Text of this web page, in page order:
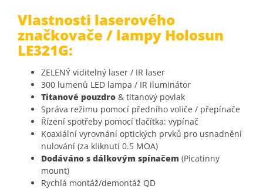
Vlastnosti laserového
značkovače / lampy Holosun
LE321G:
ZELENÝ viditelný laser / IR laser
300 lumenů LED lampa / IR iluminátor
Titanové pouzdro & titanový povlak
Správa režimu pomocí předního voliče / přepínače
Řízení spotřeby pomocí tlačítka: vypínač
Koaxiální vyrovnání optických prvků pro usnadnění
nulování (za kliknutí 0.5 MOA)
Dodáváno s dálkovým spínačem (Picatinny
mount)
Rychlá montáž/demontáž QD